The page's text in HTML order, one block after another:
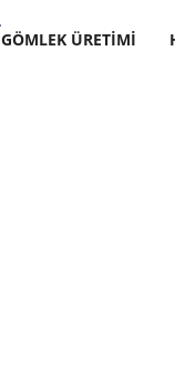
GÖMLEK ÜRETIMI